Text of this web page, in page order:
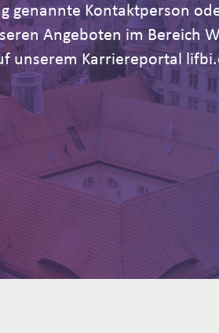
genannte Kontaktperson
Angeboten im Bereich
unserem Karriereportal